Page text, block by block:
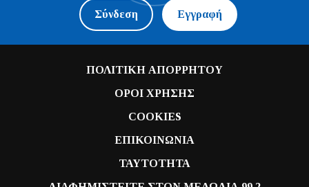
Σύνδεση Εγγραφή
ΠΟΛΙΤΙΚΗ ΑΠΟΡΡΗΤΟΥ
ΟΡΟΙ ΧΡΗΣΗΣ
COOKIES
ΕΠΙΚΟΙΝΩΝΙΑ
ΤΑΥΤΟΤΗΤΑ